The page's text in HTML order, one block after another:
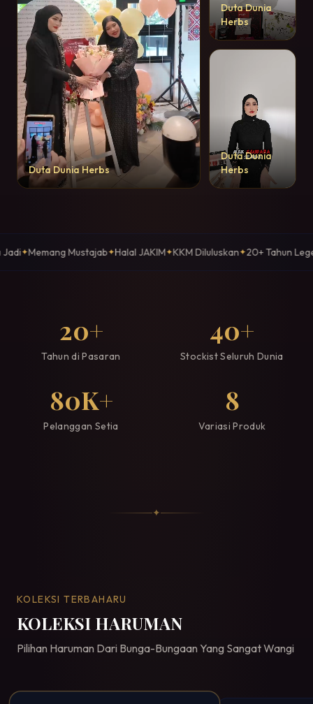
Duta Dunia Herbs
Duta Dunia
Herbs
Duta Dunia
Herbs
✦Halal JAKIM ✦KKM Diluluskan✦20+ Tahun Legenda✦40+ Stockist✦
20+
Tahun di Pasaran
40+
Stockist Seluruh Dunia
80K+
Pelanggan Setia
8
Variasi Produk
✦
KOLEKSI TERBAHARU
KOLEKSI HARUMAN
Pilihan Haruman Dari Bunga-Bungaan Yang Sangat Wangi